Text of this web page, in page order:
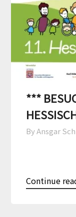
***
By Ansgar
Continue